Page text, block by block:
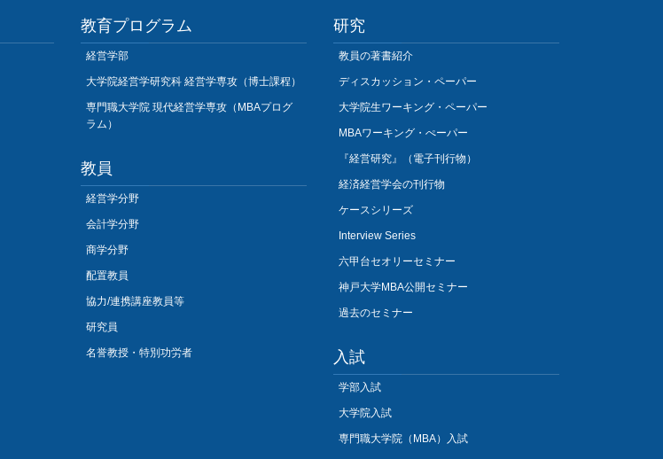
教育プログラム
経営学部
大学院経営学研究科 経営学専攻（博士課程）
専門職大学院 現代経営学専攻（MBAプログ
ラム）
教員
経営学分野
会計学分野
商学分野
配置教員
協力/連携講座教員等
研究員
名誉教授・特別功労者
研究
教員の著書紹介
ディスカッション・ペーパー
大学院生ワーキング・ペーパー
MBAワーキング・ぺーパー
『経営研究』（電子刊行物）
経済経営学会の刊行物
ケースシリーズ
Interview Series
六甲台セオリーセミナー
神戸大学MBA公開セミナー
過去のセミナー
入試
学部入試
大学院入試
専門職大学院（MBA）入試